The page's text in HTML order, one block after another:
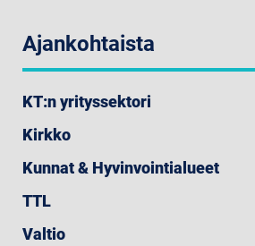
Ajankohtaista
KT:n yrityssektori
Kirkko
Kunnat & Hyvinvointialueet
TTL
Valtio